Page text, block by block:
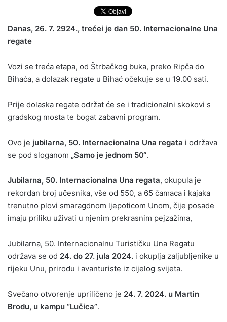
Danas, 26. 7. 2924., trećei je dan 50. Internacionalne Una
regate
Vozi se treća etapa, od Štrbačkog buka, preko Ripča do
Bihaća, a dolazak regate u Bihać očekuje se u 19.00 sati.
Prije dolaska regate održat će se i tradicionalni skokovi s
gradskog mosta te bogat zabavni program.
Ovo je jubilarna, 50. Internacionalna Una regata i održava
se pod sloganom „Samo je jednom 50“.
Jubilarna, 50. Internacionalna Una regata, okupula je
rekordan broj učesnika, vše od 550, a 65 čamaca i kajaka
trenutno plovi smaragdnom ljepoticom Unom, čije posade
imaju priliku uživati u njenim prekrasnim pejzažima,
Jubilarna, 50. Internacionalnu Turističku Una Regatu
održava se od 24. do 27. jula 2024. i okuplja zaljubljenike u
rijeku Unu, prirodu i avanturiste iz cijelog svijeta.
Svečano otvorenje upriličeno je 24. 7. 2024. u Martin
Brodu, u kampu “Lučica”.